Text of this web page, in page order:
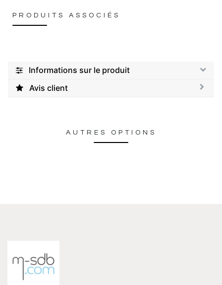
PRODUITS ASSOCIÉS
Informations sur le produit
Avis client
AUTRES OPTIONS